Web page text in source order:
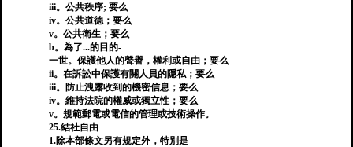
iii。公共秩序; 要么
iv。公共道德；要么
v。公共衛生；要么
b。為了...的目的-
一世。保護他人的聲譽，權利或自由；要么
ii。在訴訟中保護有關人員的隱私；要么
iii。防止洩露收到的機密信息；要么
iv。維持法院的權威或獨立性；要么
v。規範郵電或電信的管理或技術操作。
25.結社自由
1.除本部條文另有規定外，特別是─